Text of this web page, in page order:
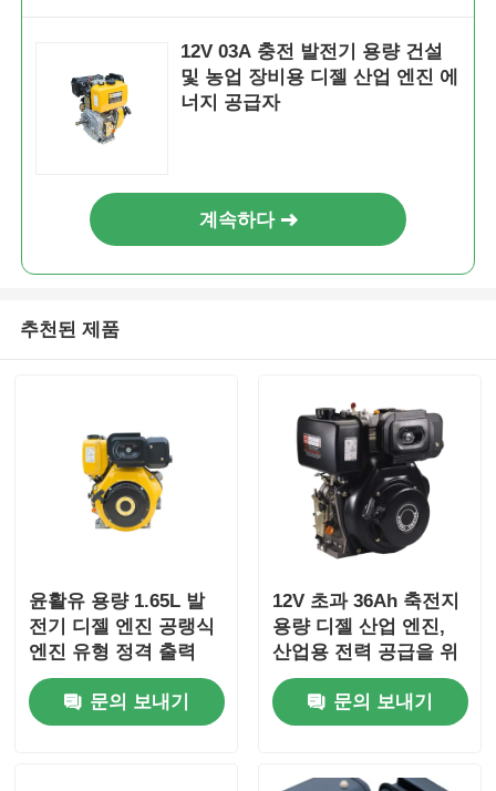
12V 03A 충전 발전기 용량 건설
및 농업 장비용 디젤 산업 엔진 에
너지 공급자
계속하다
추천된 제품
윤활유 용량 1.65L 발
전기 디젤 엔진 공랭식
엔진 유형 정격 출력
6KW 고부하 전력 발전
기 엔진문의 보내기
12V 초과 36Ah 축전지
용량 디젤 산업 엔진,
산업용 전력 공급을 위
한 전체 치수
420×440×495 mm
문의 보내기